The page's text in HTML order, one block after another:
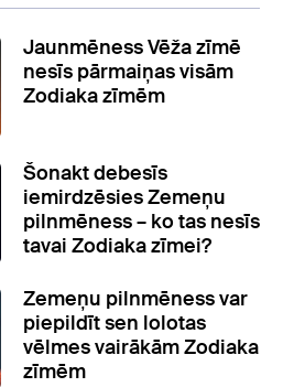
Jaunmēness Vēža zīmē
nesīs pārmaiņas visām
Zodiaka zīmēm
Šonakt debesīs
iemirdzēsies Zemeņu
pilnmēness – ko tas nesīs
tavai Zodiaka zīmei?
Zemeņu pilnmēness var
piepildīt sen lolotas
vēlmes vairākām Zodiaka
zīmēm